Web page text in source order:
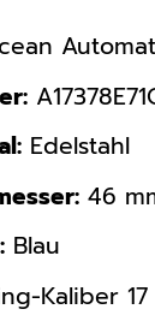
Edelstahl
46
Blau
Kaliber